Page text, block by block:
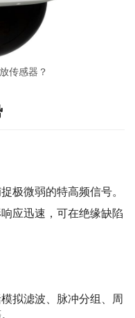
传感器？
极微弱的特高频信号。
应迅速，可在绝缘缺陷
拟滤波、脉冲分组、周